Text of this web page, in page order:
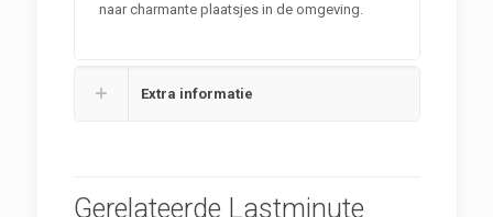
naar charmante plaatsjes in de omgeving.
Extra informatie
Gerelateerde Lastminute